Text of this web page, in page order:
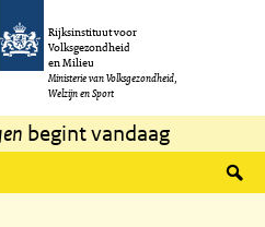
Rijksinstituut voor
Volksgezondheid
en Milieu
Ministerie van Volksgezondheid,
Welzijn en Sport
begint vandaag